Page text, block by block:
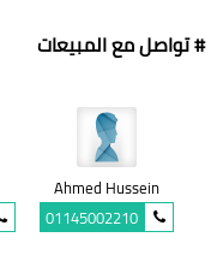
# تواصل مع المبيعات
Ahmed Hussein
01145002210